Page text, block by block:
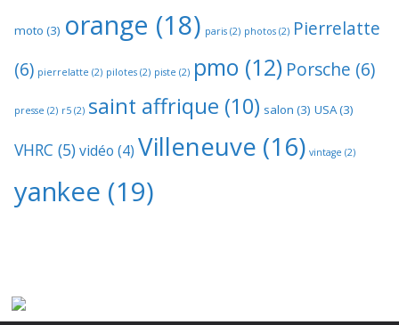
moto (3) orange (18) paris (2) photos (2) Pierrelatte
(6) pierrelatte (2) pilotes (2) piste (2) pmo (12) Porsche (6)
presse (2) r5 (2) saint affrique (10) salon (3) USA(3)
VHRC (5)vidéo (4) Villeneuve (16) vintage (2)
yankee (19)